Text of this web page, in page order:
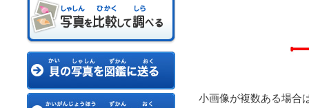
小画像が複数ある場合